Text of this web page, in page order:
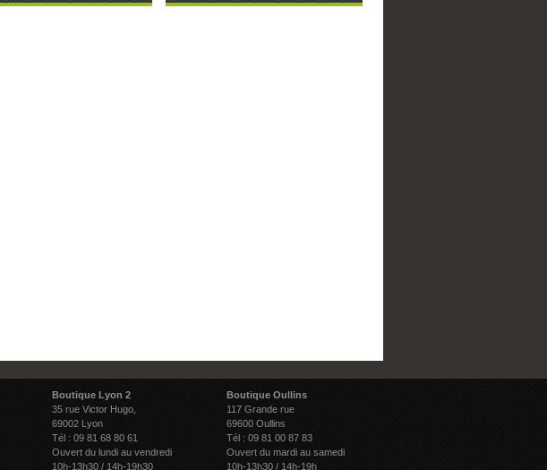
Boutique Lyon 2
35 rue Victor Hugo,
69002 Lyon
Tél : 09 81 68 80 61
Ouvert du lundi au vendredi
10h-13h30 / 14h-19h30
Boutique Oullins
117 Grande rue
69600 Oullins
Tél : 09 81 00 87 83
Ouvert du mardi au samedi
10h-13h30 / 14h-19h